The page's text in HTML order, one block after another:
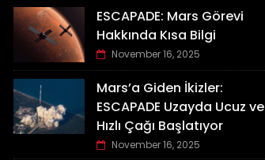
ESCAPADE: Mars Görevi
Hakkında Kısa Bilgi
November 16, 2025
Mars’a Giden İkizler:
ESCAPADE Uzayda Ucuz ve
Hızlı Çağı Başlatıyor
November 16, 2025